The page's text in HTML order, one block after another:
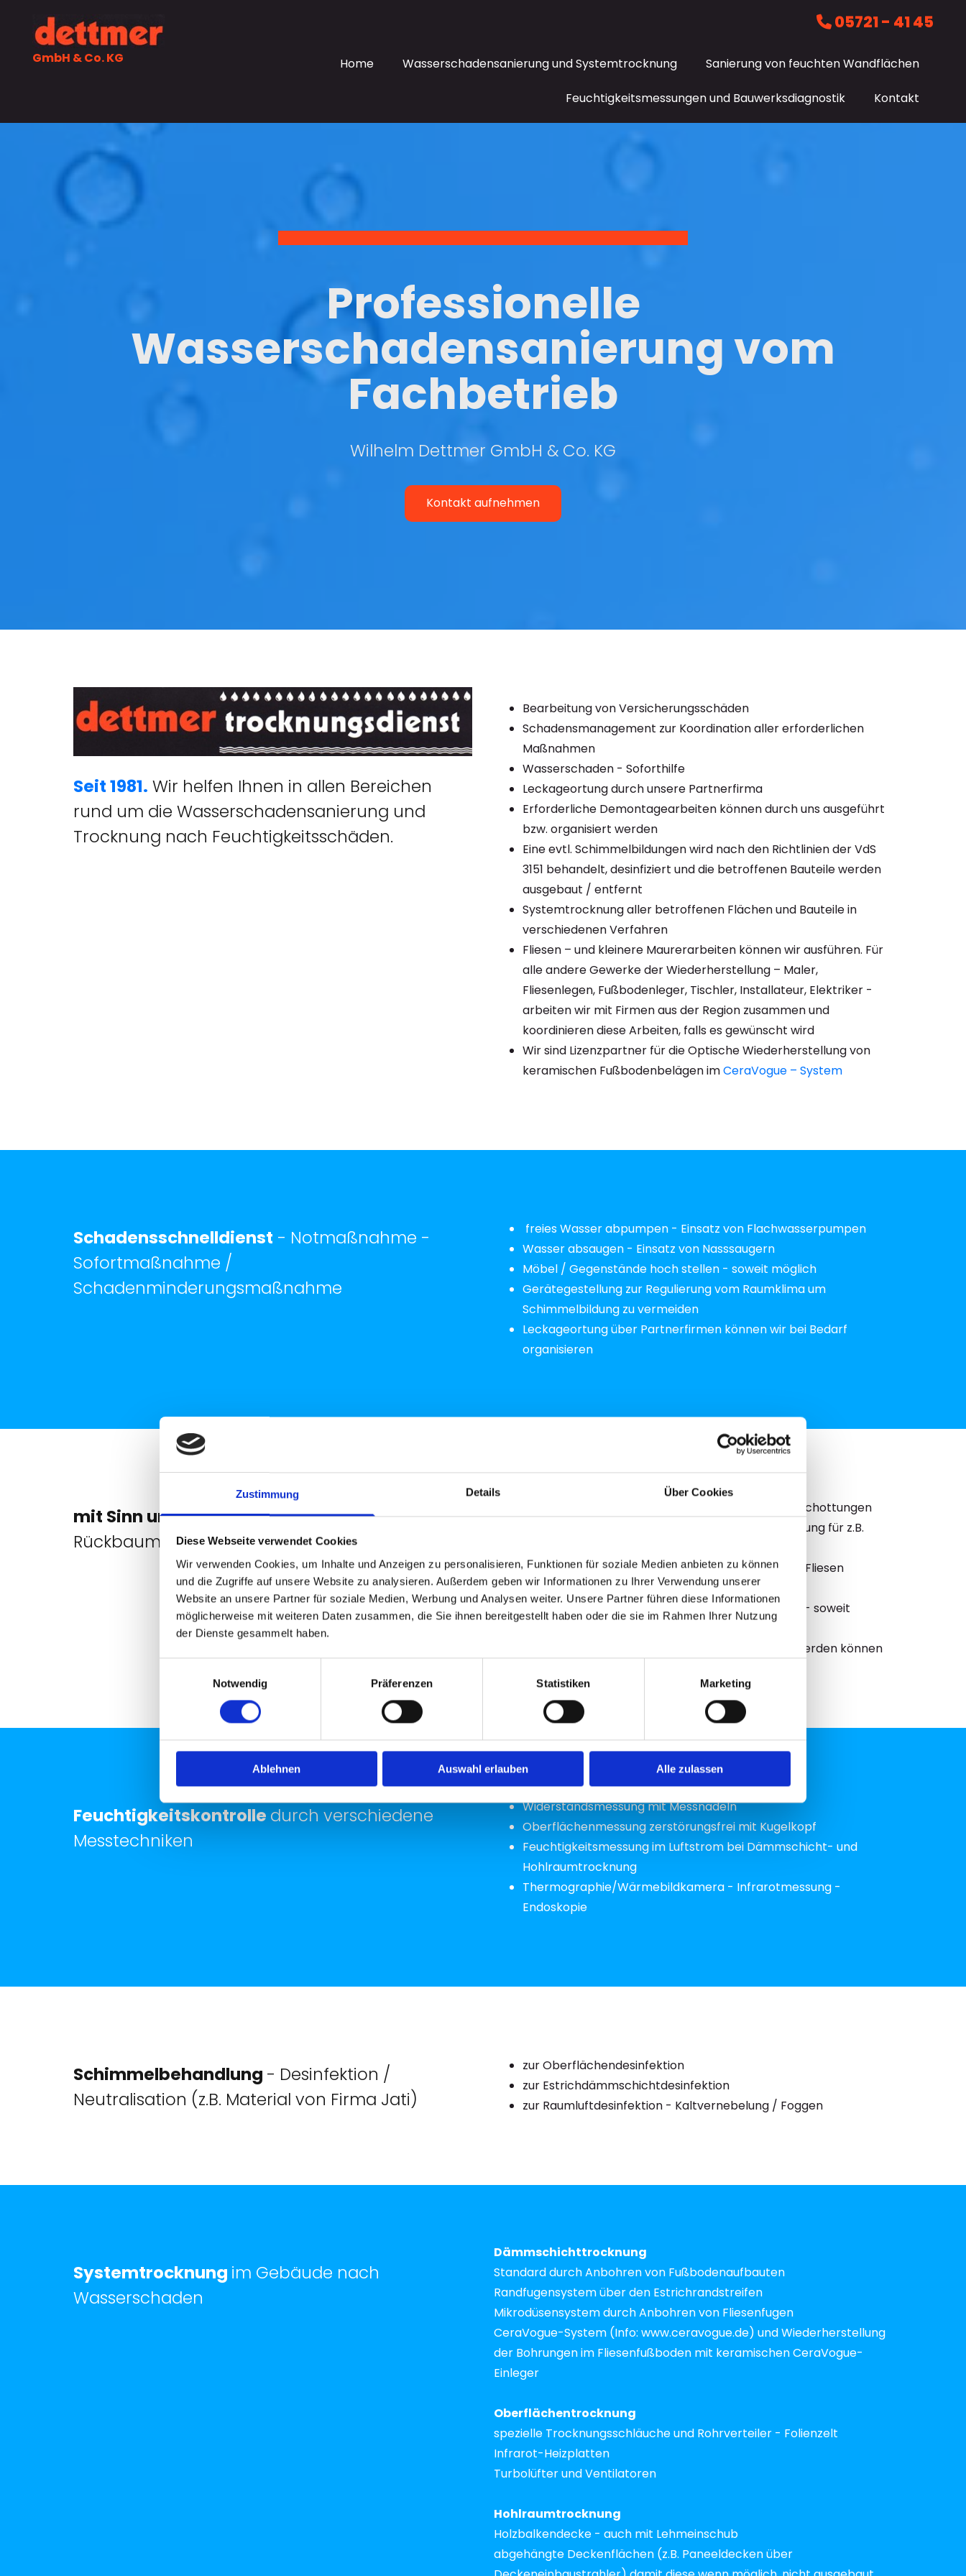
Zustimmung Details Über Cookies
Diese Webseite verwendet Cookies
Wir verwenden Cookies, um Inhalte und Anzeigen zu personalisieren, Funktionen für soziale Medien anbieten zu können
und die Zugriffe auf unsere Website zu analysieren. Außerdem geben wir Informationen zu Ihrer Verwendung unserer
Website an unsere Partner für soziale Medien, Werbung und Analysen weiter. Unsere Partner führen diese Informationen
möglicherweise mit weiteren Daten zusammen, die Sie ihnen bereitgestellt haben oder die sie im Rahmen Ihrer Nutzung
der Dienste gesammelt haben.
Notwendig
Präferenzen Statistiken Marketing
Ablehnen Auswahl erlauben Alle zulassen
GmbH & Co. KG
 05721 - 41 45
Home Wasserschadensanierung und Systemtrocknung Sanierung von feuchten Wandflächen
Feuchtigkeitsmessungen und Bauwerksdiagnostik Kontakt
Professionelle
Wasserschadensanierung vom
Fachbetrieb
Wilhelm Dettmer GmbH & Co. KG
Kontakt aufnehmen
Seit 1981. Wir helfen Ihnen in allen Bereichen
rund um die Wasserschadensanierung und
Trocknung nach Feuchtigkeitsschäden.
Bearbeitung von Versicherungsschäden
Schadensmanagement zur Koordination aller erforderlichen
Maßnahmen
Wasserschaden - Soforthilfe
Leckageortung durch unsere Partnerfirma
Erforderliche Demontagearbeiten können durch uns ausgeführt
bzw. organisiert werden
Eine evtl. Schimmelbildungen wird nach den Richtlinien der VdS
3151 behandelt, desinfiziert und die betroffenen Bauteile werden
ausgebaut / entfernt
Systemtrocknung aller betroffenen Flächen und Bauteile in
verschiedenen Verfahren
Fliesen – und kleinere Maurerarbeiten können wir ausführen. Für
alle andere Gewerke der Wiederherstellung – Maler,
Fliesenlegen, Fußbodenleger, Tischler, Installateur, Elektriker -
arbeiten wir mit Firmen aus der Region zusammen und
koordinieren diese Arbeiten, falls es gewünscht wird
Wir sind Lizenzpartner für die Optische Wiederherstellung von
keramischen Fußbodenbelägen imCeraVogue – System
Schadensschnelldienst - Notmaßnahme -
Sofortmaßnahme /
Schadenminderungsmaßnahme
freies Wasser abpumpen - Einsatz von Flachwasserpumpen
Wasser absaugen - Einsatz von Nasssaugern
Möbel / Gegenstände hoch stellen - soweit möglich
Gerätegestellung zur Regulierung vom Raumklima um
Schimmelbildung zu vermeiden
Leckageortung über Partnerfirmen können wir bei Bedarf
organisieren
mit Sinn und Verstand -kontrollierte
Rückbaumaßnahme / Demontagearbeiten
Staubschutz - und Abdeckmaßnahme / Folienabschottungen
Einsatz von Spezialsäge MultiCut mit Staubabsaugung für z.B.
Einsatz Fein Multi Master - Oszillationssäge für z.B. Fliesen
Einsatz Sicherheitssauger mit Hepafilter
zerstörungsfreie Aufnahme von Belägen/Laminat - soweit
diese nach der Trocknung wieder eingearbeitet werden können
Feuchtigkeitskontrolle durch verschiedene
Messtechniken
Widerstandsmessung mit Messnadeln
Oberflächenmessung zerstörungsfrei mit Kugelkopf
Feuchtigkeitsmessung im Luftstrom bei Dämmschicht- und
Hohlraumtrocknung
Thermographie/Wärmebildkamera - Infrarotmessung -
Endoskopie
Schimmelbehandlung - Desinfektion /
Neutralisation (z.B. Material von Firma Jati)
zur Oberflächendesinfektion
zur Estrichdämmschichtdesinfektion
zur Raumluftdesinfektion - Kaltvernebelung / Foggen
Systemtrocknung im Gebäude nach
Wasserschaden
Dämmschichttrocknung
Standard durch Anbohren von Fußbodenaufbauten
Randfugensystem über den Estrichrandstreifen
Mikrodüsensystem durch Anbohren von Fliesenfugen
CeraVogue-System (Info: www.ceravogue.de) und Wiederherstellung
der Bohrungen im Fliesenfußboden mit keramischen CeraVogue-
Einleger
Oberflächentrocknung
spezielle Trocknungsschläuche und Rohrverteiler - Folienzelt
Infrarot-Heizplatten
Turbolüfter und Ventilatoren
Hohlraumtrocknung
Holzbalkendecke - auch mit Lehmeinschub
abgehängte Deckenflächen (z.B. Paneeldecken über